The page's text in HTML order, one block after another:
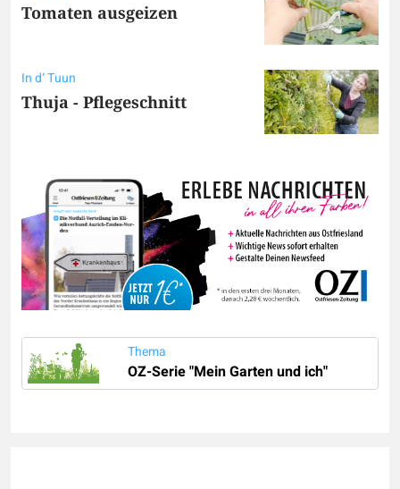
Tomaten ausgeizen
In d‘ Tuun
Thuja - Pflegeschnitt
Thema
OZ-Serie "Mein Garten und ich"